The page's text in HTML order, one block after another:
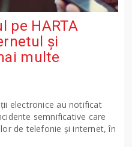
pe HARTA
și
multe
electronice au notificat
semnificative care
de telefonie și internet, în